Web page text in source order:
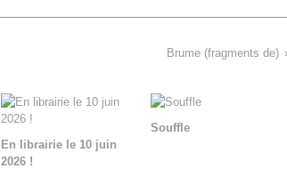
Brume (fragments de)
En librairie le 10 juin
2026 !
Souffle